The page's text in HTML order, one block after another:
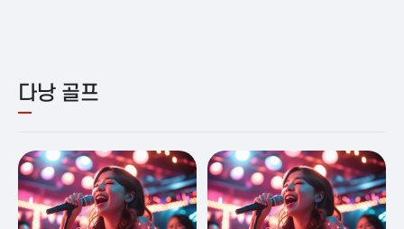
다낭 골프